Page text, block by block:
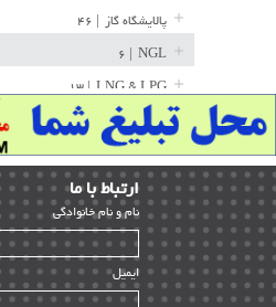
پالایشگاه گاز
NGL
LNG & LPG | ۱۳
خط لوله | ۳۶
مخازن ذخیره | ۱۵
پتروشیمی | ۱۴
بازرسی و QC | ۱۵
HSE | ۳۹
ساخت و نصب | ۱۲
ارﺗﺒﺎط ﺑﺎ ما
ﻧﺎم و ﻧﺎم ﺧﺎﻧﻮادﮔﻰ
ایمیل